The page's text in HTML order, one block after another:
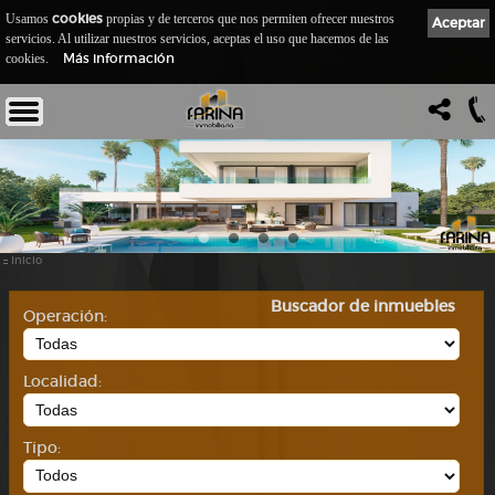
:: Inicio
Buscador de inmuebles
Operación:
Localidad:
Tipo:
Aceptar
Usamos cookies propias y de terceros que nos permiten ofrecer nuestros
servicios. Al utilizar nuestros servicios, aceptas el uso que hacemos de las
cookies.
Más información